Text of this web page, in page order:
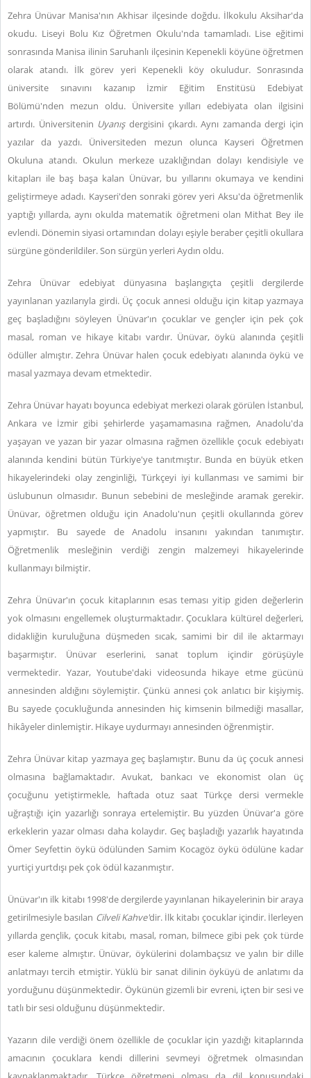
Zehra Ünüvar Manisa'nın Akhisar ilçesinde doğdu. İlkokulu Aksihar'da
okudu. Liseyi Bolu Kız Öğretmen Okulu'nda tamamladı. Lise eğitimi
sonrasında Manisa ilinin Saruhanlı ilçesinin Kepenekli köyüne öğretmen
olarak atandı. İlk görev yeri Kepenekli köy okuludur. Sonrasında
üniversite sınavını kazanıp İzmir Eğitim Enstitüsü Edebiyat
Bölümü'nden mezun oldu. Üniversite yılları edebiyata olan ilgisini
artırdı. Üniversitenin Uyanış dergisini çıkardı. Aynı zamanda dergi için
yazılar da yazdı. Üniversiteden mezun olunca Kayseri Öğretmen
Okuluna atandı. Okulun merkeze uzaklığından dolayı kendisiyle ve
kitapları ile baş başa kalan Ünüvar, bu yıllarını okumaya ve kendini
geliştirmeye adadı. Kayseri'den sonraki görev yeri Aksu'da öğretmenlik
yaptığı yıllarda, aynı okulda matematik öğretmeni olan Mithat Bey ile
evlendi. Dönemin siyasi ortamından dolayı eşiyle beraber çeşitli okullara
sürgüne gönderildiler. Son sürgün yerleri Aydın oldu.
Zehra Ünüvar edebiyat dünyasına başlangıçta çeşitli dergilerde
yayınlanan yazılarıyla girdi. Üç çocuk annesi olduğu için kitap yazmaya
geç başladığını söyleyen Ünüvar'ın çocuklar ve gençler için pek çok
masal, roman ve hikaye kitabı vardır. Ünüvar, öykü alanında çeşitli
ödüller almıştır. Zehra Ünüvar halen çocuk edebiyatı alanında öykü ve
masal yazmaya devam etmektedir.
Zehra Ünüvar hayatı boyunca edebiyat merkezi olarak görülen İstanbul,
Ankara ve İzmir gibi şehirlerde yaşamamasına rağmen, Anadolu'da
yaşayan ve yazan bir yazar olmasına rağmen özellikle çocuk edebiyatı
alanında kendini bütün Türkiye'ye tanıtmıştır. Bunda en büyük etken
hikayelerindeki olay zenginliği, Türkçeyi iyi kullanması ve samimi bir
üslubunun olmasıdır. Bunun sebebini de mesleğinde aramak gerekir.
Ünüvar, öğretmen olduğu için Anadolu'nun çeşitli okullarında görev
yapmıştır. Bu sayede de Anadolu insanını yakından tanımıştır.
Öğretmenlik mesleğinin verdiği zengin malzemeyi hikayelerinde
kullanmayı bilmiştir.
Zehra Ünüvar'ın çocuk kitaplarının esas teması yitip giden değerlerin
yok olmasını engellemek oluşturmaktadır. Çocuklara kültürel değerleri,
didakliğin kuruluğuna düşmeden sıcak, samimi bir dil ile aktarmayı
başarmıştır. Ünüvar eserlerini, sanat toplum içindir görüşüyle
vermektedir. Yazar, Youtube'daki videosunda hikaye etme gücünü
annesinden aldığını söylemiştir. Çünkü annesi çok anlatıcı bir kişiymiş.
Bu sayede çocukluğunda annesinden hiç kimsenin bilmediği masallar,
hikâyeler dinlemiştir. Hikaye uydurmayı annesinden öğrenmiştir.
Zehra Ünüvar kitap yazmaya geç başlamıştır. Bunu da üç çocuk annesi
olmasına bağlamaktadır. Avukat, bankacı ve ekonomist olan üç
çocuğunu yetiştirmekle, haftada otuz saat Türkçe dersi vermekle
uğraştığı için yazarlığı sonraya ertelemiştir. Bu yüzden Ünüvar'a göre
erkeklerin yazar olması daha kolaydır. Geç başladığı yazarlık hayatında
Ömer Seyfettin öykü ödülünden Samim Kocagöz öykü ödülüne kadar
yurtiçi yurtdışı pek çok ödül kazanmıştır.
Ünüvar'ın ilk kitabı 1998'de dergilerde yayınlanan hikayelerinin bir araya
getirilmesiyle basılan Cilveli Kahve'dir. İlk kitabı çocuklar içindir. İlerleyen
yıllarda gençlik, çocuk kitabı, masal, roman, bilmece gibi pek çok türde
eser kaleme almıştır. Ünüvar, öykülerini dolambaçsız ve yalın bir dille
anlatmayı tercih etmiştir. Yüklü bir sanat dilinin öyküyü de anlatımı da
yorduğunu düşünmektedir. Öykünün gizemli bir evreni, içten bir sesi ve
tatlı bir sesi olduğunu düşünmektedir.
Yazarın dile verdiği önem özellikle de çocuklar için yazdığı kitaplarında
amacının çocuklara kendi dillerini sevmeyi öğretmek olmasından